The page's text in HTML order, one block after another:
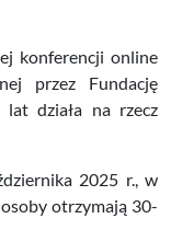
konferencji online
przez Fundację
działa na rzecz
2025 r., w
otrzymają 30-